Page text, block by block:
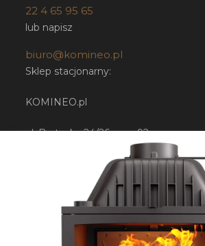
22 4 65 95 65
lub napisz
biuro@komineo.pl
Sklep stacjonarny:
KOMINEO.pl
ul. Bartycka 24/26 paw. 92
NIP: 5252224948
Sklep internetowyShoper.pl